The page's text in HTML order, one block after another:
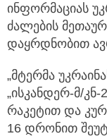
ინფორმაციას
ძალების
დაყრდნობით
„მტერმა
„ისკანდერ-მ/
რაკეტით და
16 დრონით